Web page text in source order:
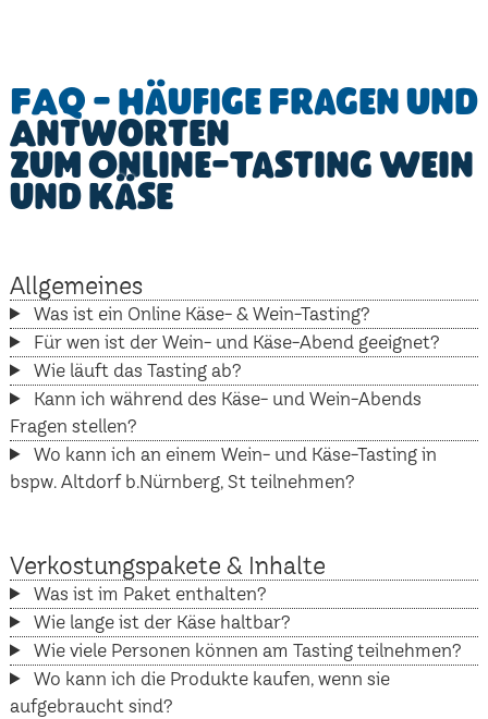
FAQ - Häufige Fragen und
Antworten
zum Online-Tasting Wein
und Käse
Allgemeines
Was ist ein Online Käse- & Wein-Tasting?
Für wen ist der Wein- und Käse-Abend geeignet?
Wie läuft das Tasting ab?
Kann ich während des Käse- und Wein-Abends
Fragen stellen?
Wo kann ich an einem Wein- und Käse-Tasting in
bspw. Altdorf b.Nürnberg, St teilnehmen?
Verkostungspakete & Inhalte
Was ist im Paket enthalten?
Wie lange ist der Käse haltbar?
Wie viele Personen können am Tasting teilnehmen?
Wo kann ich die Produkte kaufen, wenn sie
aufgebraucht sind?